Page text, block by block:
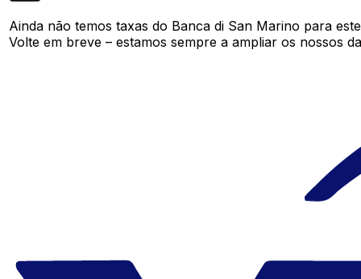
Ainda não temos taxas do Banca di San Marino para
Volte em breve – estamos sempre a ampliar os nossos